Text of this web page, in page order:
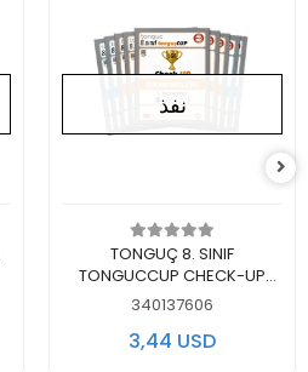
لايوجد في المخزن
نفذ
TONGUÇ 8. SINIF
TONGUCCUP CHECK-UP
DENEMELERİ
340137606
3,44 USD